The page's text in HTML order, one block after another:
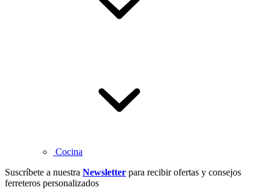
Cocina
Suscríbete a nuestra Newsletter para recibir ofertas y consejos
ferreteros personalizados